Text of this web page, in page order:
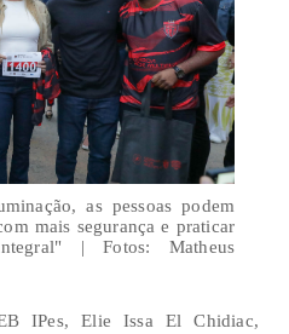
as pessoas podem
mais segurança e praticar
| Fotos: Matheus
IPes, Elie Issa El Chidiac,